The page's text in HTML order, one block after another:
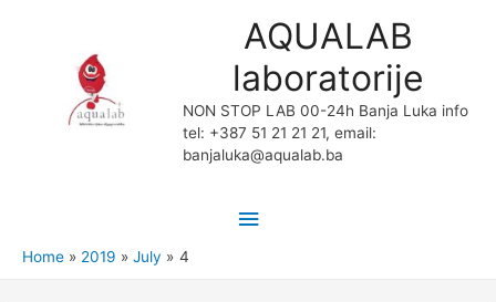
AQUALAB
laboratorije
NON STOP LAB 00-24h Banja Luka info
tel: +387 51 21 21 21, email:
banjaluka@aqualab.ba
Main
Home 2019 July 4